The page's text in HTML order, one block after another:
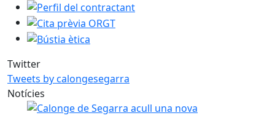
Perfil del contractant
Cita prèvia ORGT
Bústia ètica
Twitter
Tweets by calongesegarra
Notícies